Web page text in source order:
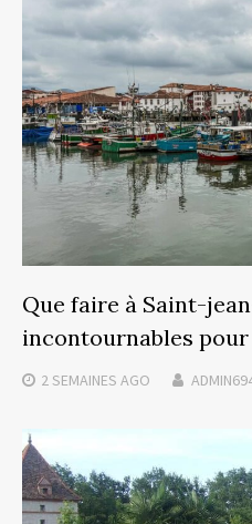
Que faire à Saint-
incontournables
2 SEMAINES AGO